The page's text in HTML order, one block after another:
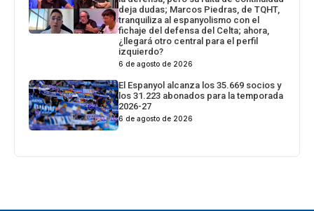
deja dudas; Marcos Piedras, de TQHT,
tranquiliza al espanyolismo con el
fichaje del defensa del Celta; ahora,
¿llegará otro central para el perfil
izquierdo?
6 de agosto de 2026
El Espanyol alcanza los 35.669 socios y
los 31.223 abonados para la temporada
2026-27
6 de agosto de 2026